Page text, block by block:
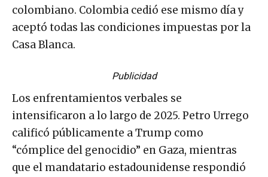
colombiano. Colombia cedió ese mismo día y
aceptó todas las condiciones impuestas por la
Casa Blanca.
Publicidad
Los enfrentamientos verbales se
intensificaron a lo largo de 2025. Petro Urrego
calificó públicamente a Trump como
“cómplice del genocidio” en Gaza, mientras
que el mandatario estadounidense respondió